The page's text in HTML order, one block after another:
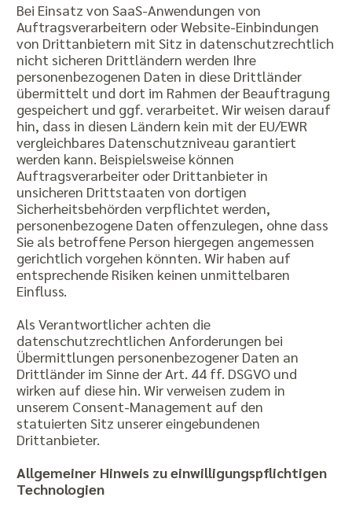
Bei Einsatz von SaaS-Anwendungen von
Auftragsverarbeitern oder Website-Einbindungen
von Drittanbietern mit Sitz in datenschutzrechtlich
nicht sicheren Drittländern werden Ihre
personenbezogenen Daten in diese Drittländer
übermittelt und dort im Rahmen der Beauftragung
gespeichert und ggf. verarbeitet. Wir weisen darauf
hin, dass in diesen Ländern kein mit der EU/EWR
vergleichbares Datenschutzniveau garantiert
werden kann. Beispielsweise können
Auftragsverarbeiter oder Drittanbieter in
unsicheren Drittstaaten von dortigen
Sicherheitsbehörden verpflichtet werden,
personenbezogene Daten offenzulegen, ohne dass
Sie als betroffene Person hiergegen angemessen
gerichtlich vorgehen könnten. Wir haben auf
entsprechende Risiken keinen unmittelbaren
Einfluss.
Als Verantwortlicher achten die
datenschutzrechtlichen Anforderungen bei
Übermittlungen personenbezogener Daten an
Drittländer im Sinne der Art. 44 ff. DSGVO und
wirken auf diese hin. Wir verweisen zudem in
unserem Consent-Management auf den
statuierten Sitz unserer eingebundenen
Drittanbieter.
Allgemeiner Hinweis zu einwilligungspflichtigen
Technologien